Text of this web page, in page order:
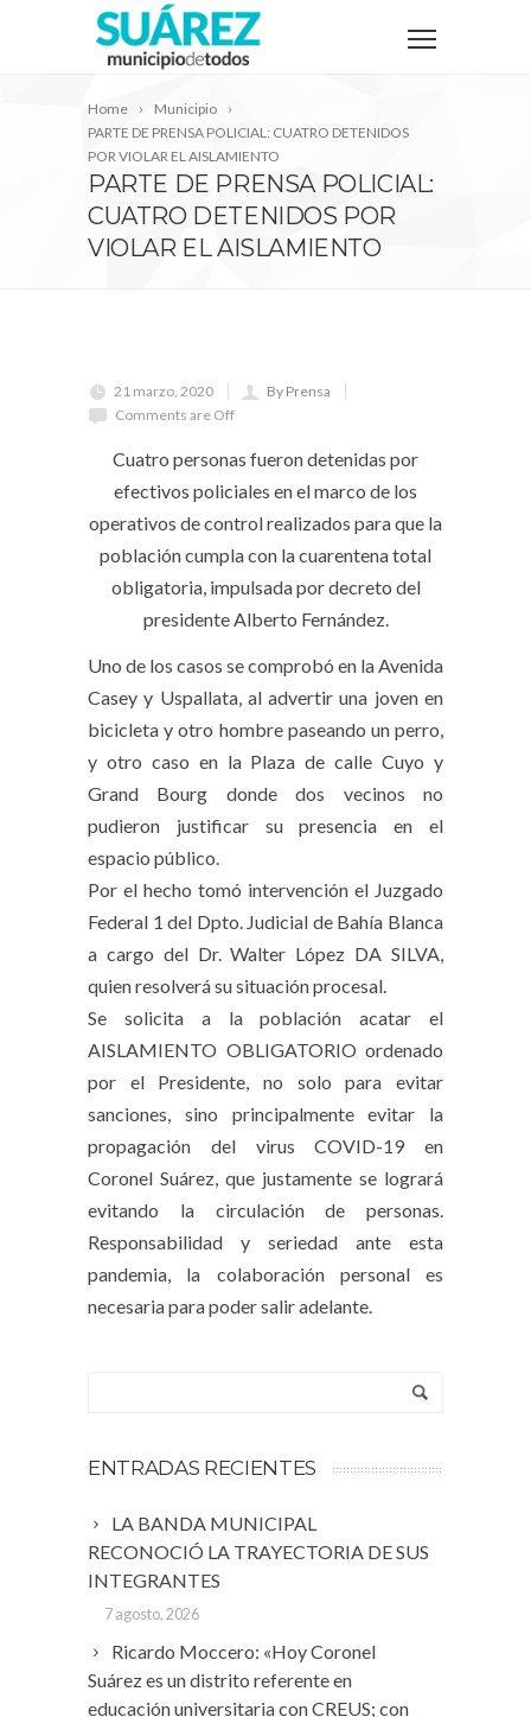
Home
Municipio
PARTE DE PRENSA POLICIAL: CUATRO DETENIDOS
POR VIOLAR EL AISLAMIENTO
PARTE DE PRENSA POLICIAL:
CUATRO DETENIDOS POR
VIOLAR EL AISLAMIENTO
21 marzo, 2020
By Prensa
Comments are Off
Cuatro personas fueron detenidas por
efectivos policiales en el marco de los
operativos de control realizados para que la
población cumpla con la cuarentena total
obligatoria, impulsada por decreto del
presidente Alberto Fernández.
Uno de los casos se comprobó en la Avenida
Casey y Uspallata, al advertir una joven en
bicicleta y otro hombre paseando un perro,
y otro caso en la Plaza de calle Cuyo y
Grand Bourg donde dos vecinos no
pudieron justificar su presencia en el
espacio público.
Por el hecho tomó intervención el Juzgado
Federal 1 del Dpto. Judicial de Bahía Blanca
a cargo del Dr. Walter López DA SILVA,
quien resolverá su situación procesal.
Se solicita a la población acatar el
AISLAMIENTO OBLIGATORIO ordenado
por el Presidente, no solo para evitar
sanciones, sino principalmente evitar la
propagación del virus COVID-19 en
Coronel Suárez, que justamente se logrará
evitando la circulación de personas.
Responsabilidad y seriedad ante esta
pandemia, la colaboración personal es
necesaria para poder salir adelante.
ENTRADAS RECIENTES
LA BANDA MUNICIPAL
RECONOCIÓ LA TRAYECTORIA DE SUS
INTEGRANTES
7 agosto, 2026
Ricardo Moccero: «Hoy Coronel
Suárez es un distrito referente en
educación universitaria con CREUS; con